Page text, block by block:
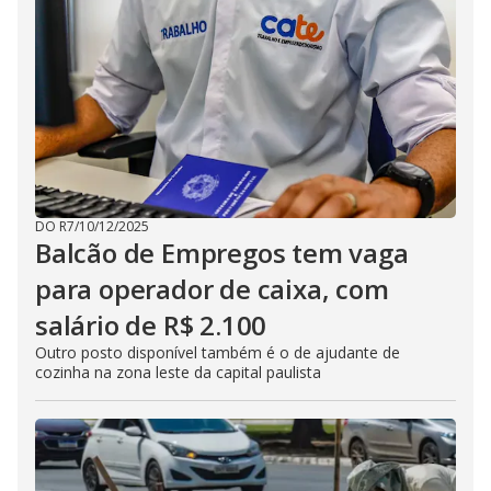
DO R7/10/12/2025
Balcão de Empregos tem vaga
para operador de caixa, com
salário de R$ 2.100
Outro posto disponível também é o de ajudante de
cozinha na zona leste da capital paulista